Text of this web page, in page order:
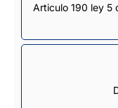
Articulo 190 ley 5